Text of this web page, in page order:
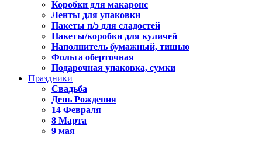
Коробки для макаронс
Ленты для упаковки
Пакеты п/э для сладостей
Пакеты/коробки для куличей
Наполнитель бумажный, тишью
Фольга оберточная
Подарочная упаковка, сумки
Праздники
Свадьба
День Рождения
14 Февраля
8 Марта
9 мая